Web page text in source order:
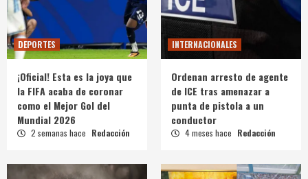
DEPORTES
¡Oficial! Esta es la joya que
la FIFA acaba de coronar
como el Mejor Gol del
Mundial 2026
2 semanas hace Redacción
INTERNACIONALES
Ordenan arresto de agente
de ICE tras amenazar a
punta de pistola a un
conductor
4 meses hace Redacción